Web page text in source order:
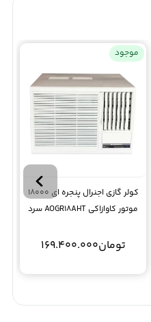
موجود
کولر گازی اجنرال پنجره ای 18000
موتور کاوازاکی AOGR18AHT سرد
تومان169.400.000